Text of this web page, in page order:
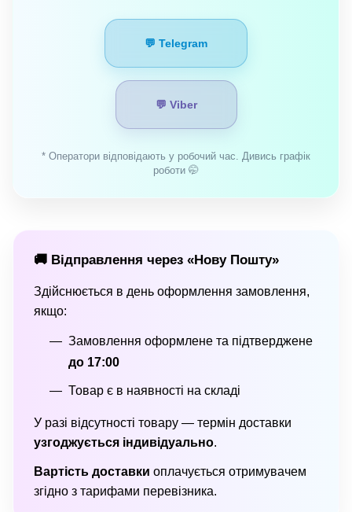
💬 Telegram
💬 Viber
* Оператори відповідають у робочий час. Дивись графік
роботи 🤭
🚚 Відправлення через «Нову Пошту»
Здійснюється в день оформлення замовлення,
якщо:
Замовлення оформлене та підтверджене
до 17:00
Товар є в наявності на складі
У разі відсутності товару — термін доставки
узгоджується індивідуально.
Вартість доставки оплачується отримувачем
згідно з тарифами перевізника.